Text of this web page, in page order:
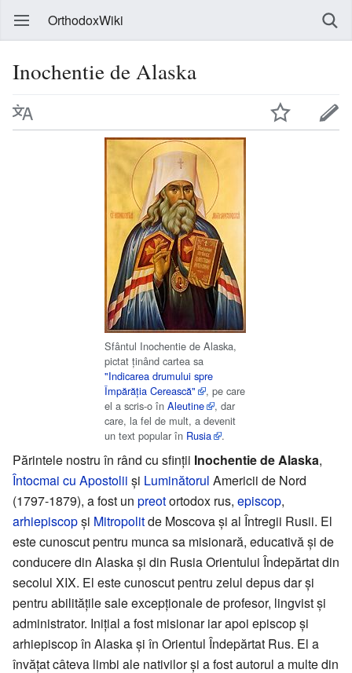
OrthodoxWiki
Inochentie de Alaska
Sfântul Inochentie de Alaska,
pictat ținând cartea sa
"Indicarea drumului spre
Împărăția Cerească"
, pe care
el a scris-o în Aleutine
, dar
care, la fel de mult, a devenit
un text popular în Rusia .
Părintele nostru în rând cu sfinții Inochentie de Alaska,
Întocmai cu Apostolii și Luminătorul Americii de Nord
(1797-1879), a fost un preotortodox rus, episcop,
arhiepiscopși Mitropolitde Moscova și al Întregii Rusii. El
este cunoscut pentru munca sa misionară, educativă și de
conducere din Alaska și din Rusia Orientului Îndepărtat din
secolul XIX. El este cunoscut pentru zelul depus dar și
pentru abilitățile sale excepționale de profesor, lingvist și
administrator. Inițial a fost misionar iar apoi episcop și
arhiepiscop în Alaska și în Orientul Îndepărtat Rus. El a
învățat câteva limbi ale nativilor și a fost autorul a multe din